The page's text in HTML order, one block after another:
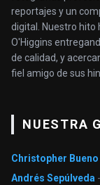
reportajes y un
digital. Nuestro hito
O'Higgins
de calidad, y
fiel amigo de sus
NUESTRA
Christopher Bueno
Andrés Sepúlveda